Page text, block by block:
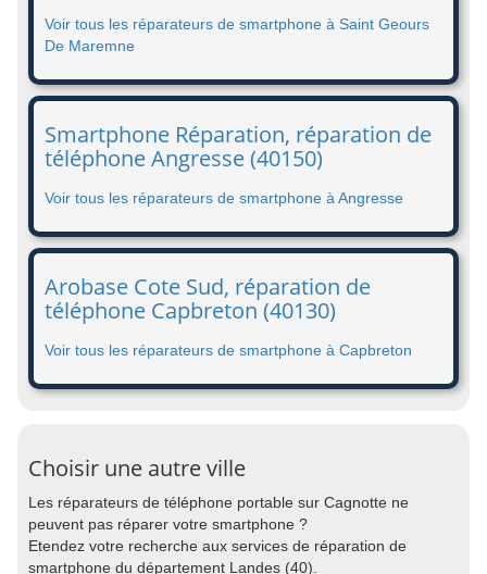
Voir tous les réparateurs de smartphone à Saint Geours
De Maremne
Smartphone Réparation, réparation de
téléphone Angresse (40150)
Voir tous les réparateurs de smartphone à Angresse
Arobase Cote Sud, réparation de
téléphone Capbreton (40130)
Voir tous les réparateurs de smartphone à Capbreton
Choisir une autre ville
Les réparateurs de téléphone portable sur Cagnotte ne
peuvent pas réparer votre smartphone ?
Etendez votre recherche aux services de réparation de
smartphone du département Landes (40).